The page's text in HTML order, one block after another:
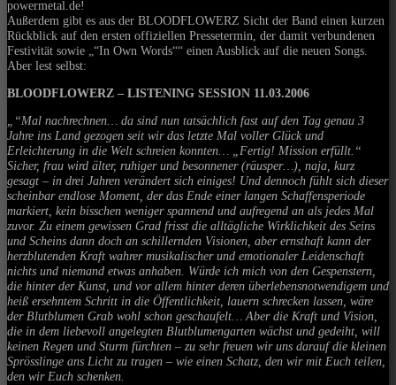
powermetal.de!
Außerdem gibt es aus der BLOODFLOWERZ Sicht der Band einen kurzen
Rückblick auf den ersten offiziellen Pressetermin, der damit verbundenen
Festivität sowie „“In Own Words““ einen Ausblick auf die neuen Songs.
Aber lest selbst:
BLOODFLOWERZ – LISTENING SESSION 11.03.2006
„“Mal nachrechnen… da sind nun tatsächlich fast auf den Tag genau 3
Jahre ins Land gezogen seit wir das letzte Mal voller Glück und
Erleichterung in die Welt schreien konnten… „Fertig! Mission erfüllt.“
Sicher, frau wird älter, ruhiger und besonnener (räusper…), naja, kurz
gesagt – in drei Jahren verändert sich einiges! Und dennoch fühlt sich dieser
scheinbar endlose Moment, der das Ende einer langen Schaffensperiode
markiert, kein bisschen weniger spannend und aufregend an als jedes Mal
zuvor. Zu einem gewissen Grad frisst die alltägliche Wirklichkeit des Seins
und Scheins dann doch an schillernden Visionen, aber ernsthaft kann der
herzblutenden Kraft wahrer musikalischer und emotionaler Leidenschaft
nichts und niemand etwas anhaben. Würde ich mich von den Gespenstern,
die hinter der Kunst, und vor allem hinter deren überlebensnotwendigem und
heiß ersehntem Schritt in die Öffentlichkeit, lauern schrecken lassen, wäre
der Blutblumen Grab wohl schon geschaufelt… Aber die Kraft und Vision,
die in dem liebevoll angelegten Blutblumengarten wächst und gedeiht, will
keinen Regen und Sturm fürchten – zu sehr freuen wir uns darauf die kleinen
Sprösslinge ans Licht zu tragen – wie einen Schatz, den wir mit Euch teilen,
den wir Euch schenken.